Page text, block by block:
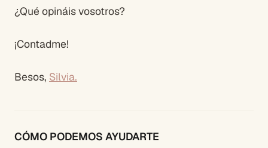
¿Qué opináis vosotros?
¡Contadme!
Besos, Silvia.
CÓMO PODEMOS AYUDARTE